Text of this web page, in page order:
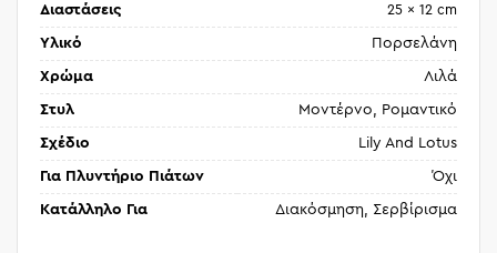
Διαστάσεις 25 × 12 cm
Υλικό Πορσελάνη
Χρώμα Λιλά
Στυλ Μοντέρνο, Ρομαντικό
Σχέδιο Lily And Lotus
Για Πλυντήριο Πιάτων Όχι
Κατάλληλο Για Διακόσμηση, Σερβίρισμα